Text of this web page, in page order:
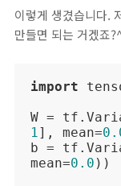
이렇게 생겼습니다.
만들면 되는 거겠죠
import
W =
1], mean=
b =
mean=0.0 ))